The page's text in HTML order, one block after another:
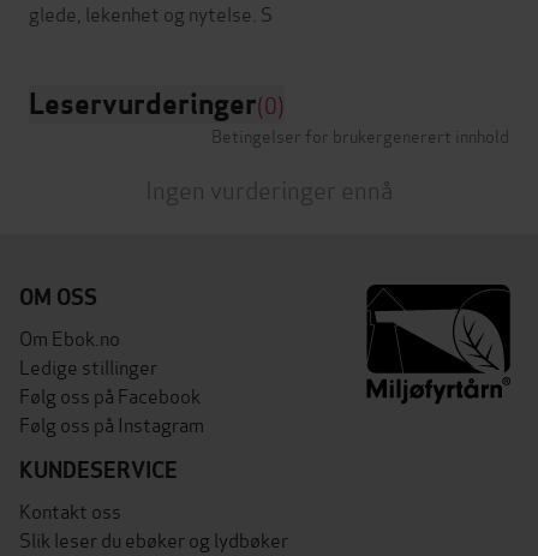
Leservurderinger(0)
Betingelser for brukergenerert innhold
Ingen vurderinger ennå
OM OSS
Om Ebok.no
Ledige stillinger
Følg oss på Facebook
Følg oss på Instagram
KUNDESERVICE
Kontakt oss
Slik leser du ebøker og lydbøker